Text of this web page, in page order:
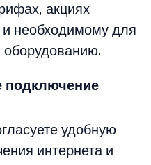
акциях
необходимому для
удобную
интернета и